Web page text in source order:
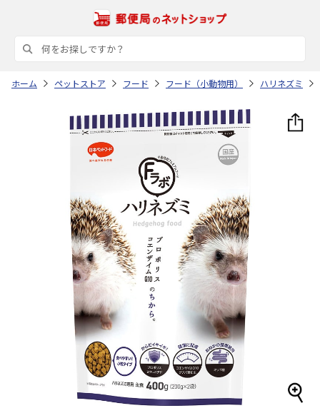
ホーム ペットストア フード フード（小動物用） ハリネズミ